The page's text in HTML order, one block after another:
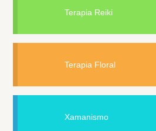
Terapia Reiki
Terapia Floral
Xamanismo